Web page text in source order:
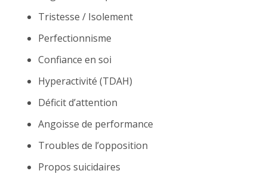
Tristesse / Isolement
Perfectionnisme
Confiance en soi
Hyperactivité (TDAH)
Déficit d’attention
Angoisse de performance
Troubles de l’opposition
Propos suicidaires